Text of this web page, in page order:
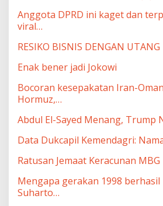
Anggota DPRD ini kaget dan
viral…
RESIKO BISNIS DENGAN UTANG
Enak bener jadi Jokowi
Bocoran kesepakatan Iran-
Hormuz,…
Abdul El-Sayed Menang, Trump
Data Dukcapil Kemendagri:
Ratusan Jemaat Keracunan MBG
Mengapa gerakan 1998
Suharto…